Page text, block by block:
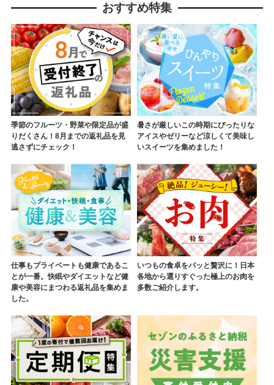
おすすめ特集
季節のフルーツ・野菜や限定品が盛
りだくさん！8月までの返礼品を見
逃さずにチェック！
暑さが厳しいこの時期にぴったりな
アイスやゼリーなど涼しくて美味し
いスイーツを集めました！
仕事もプライベートも健康であるこ
とが一番。快眠やダイエットなど健
康や美容にまつわる返礼品を集めま
した。
いつもの食卓をパッと贅沢に！日本
各地から選りすぐった極上のお肉を
多数ご紹介します。